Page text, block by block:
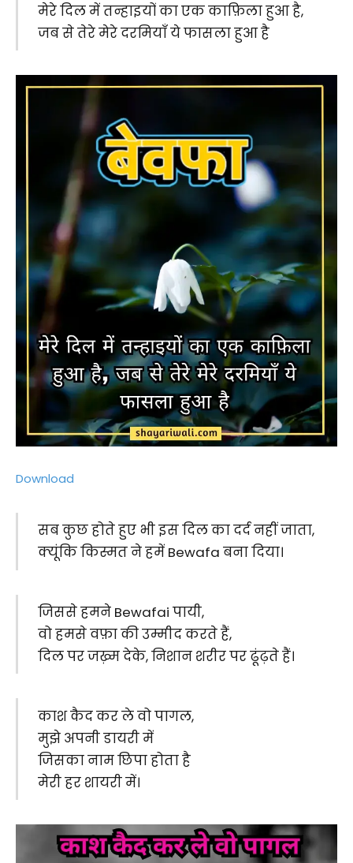
मेरे दिल में तन्हाइयों का एक काफ़िला हुआ है,
जब से तेरे मेरे दरमियाँ ये फासला हुआ है
Download
सब कुछ होते हुए भी इस दिल का दर्द नहीं जाता,
क्यूंकि किस्मत ने हमें Bewafa बना दिया।
जिससे हमने Bewafai पायी,
वो हमसे वफ़ा की उम्मीद करते हैं,
दिल पर जख़्म देके, निशान शरीर पर ढूंढ़ते हैं।
काश कैद कर ले वो पागल,
मुझे अपनी डायरी में
जिसका नाम छिपा होता है
मेरी हर शायरी में।